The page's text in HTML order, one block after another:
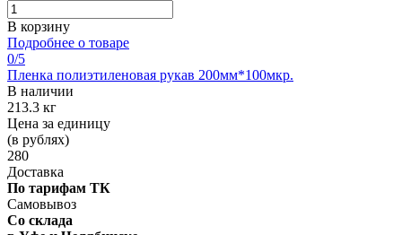
В корзину
Подробнее о товаре
0/5
Пленка полиэтиленовая рукав 200мм*100мкр.
В наличии
213.3 кг
Цена за единицу
(в рублях)
280
Доставка
По тарифам ТК
Самовывоз
Со склада